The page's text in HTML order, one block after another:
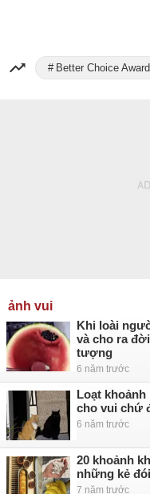
Better Choice
ảnh vui
Khi loài
và cho ra
tượng
6 năm trước
Loạt
cho vui chứ
6 năm trước
20 khoảnh
những kẻ
7 năm trước